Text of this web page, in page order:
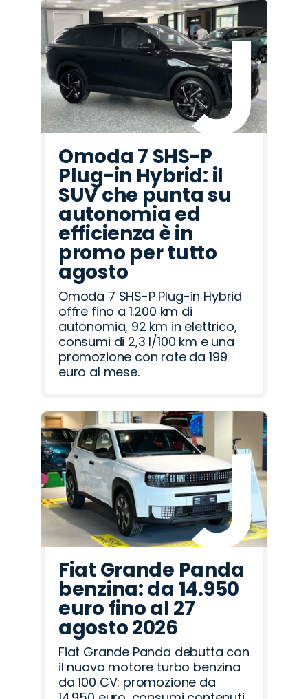
Omoda 7 SHS-P
Plug-in Hybrid: il
SUV che punta su
autonomia ed
efficienza è in
promo per tutto
agosto
Omoda 7 SHS-P Plug-in Hybrid
offre fino a 1.200 km di
autonomia, 92 km in elettrico,
consumi di 2,3 l/100 km e una
promozione con rate da 199
euro al mese.
Fiat Grande Panda
benzina: da 14.950
euro fino al 27
agosto 2026
Fiat Grande Panda debutta con
il nuovo motore turbo benzina
da 100 CV: promozione da